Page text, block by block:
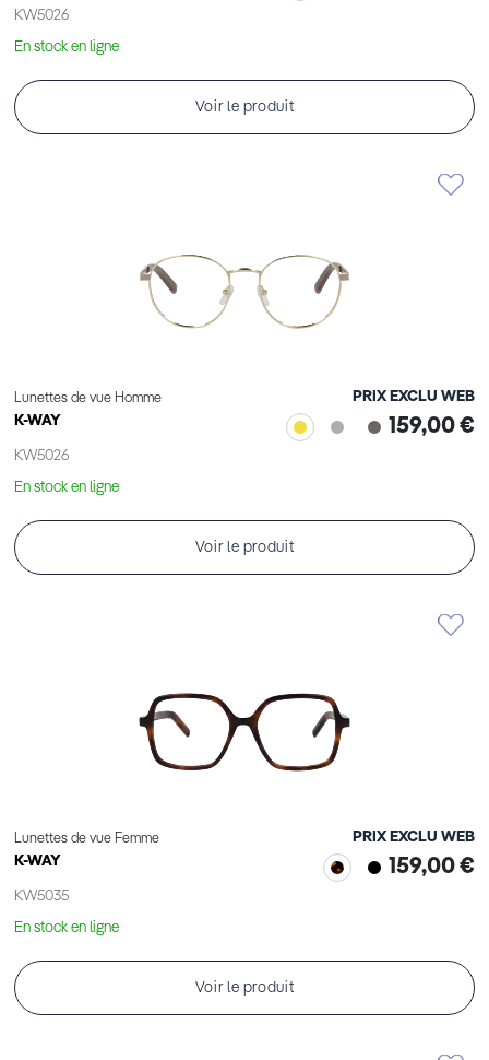
KW5026
En stock en ligne
Voir le produit
Lunettes de vue Homme
K-WAY
KW5026
PRIX EXCLU WEB
159,00 €
En stock en ligne
Voir le produit
Lunettes de vue Femme
K-WAY
KW5035
PRIX EXCLU WEB
159,00 €
En stock en ligne
Voir le produit